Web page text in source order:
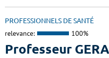
PROFESSIONNELS DE SANTÉ
relevance: 100%
Professeur